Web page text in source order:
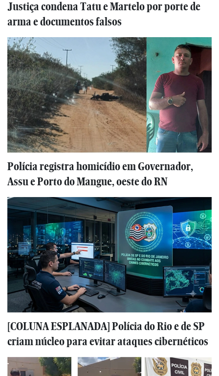
Justiça condena Tatu e Martelo por porte de
arma e documentos falsos
Polícia registra homicídio em Governador,
Assu e Porto do Mangue, oeste do RN
[COLUNA ESPLANADA] Polícia do Rio e de SP
criam núcleo para evitar ataques cibernéticos